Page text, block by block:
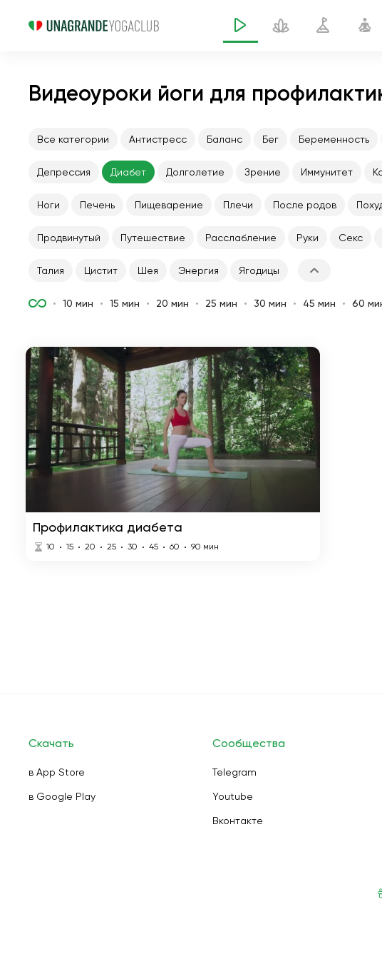
Видеоуроки йоги для
Все категории Антистресс Баланс Бег Беременность
Депрессия Диабет Долголетие Зрение Иммунитет
Ноги Печень Пищеварение Плечи После родов
Продвинутый Путешествие Расслабление Руки Секс
Талия Цистит Шея Энергия Ягодицы
10 мин 15 мин 20 мин 25 мин 30 мин 45 мин 60
Профилактика диабета
10 15 20 25 30 45 60 90 мин
Скачать
в App Store
в Google Play
Сообщества
Telegram
Youtube
Вконтакте